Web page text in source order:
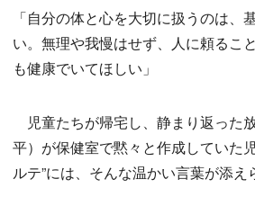
「自分の体と心を大切に扱うのは、
い。無理や我慢はせず、人に頼るこ
も健康でいてほしい」
児童たちが帰宅し、静まり返った
平）が保健室で黙々と作成していた
ルテ”には、そんな温かい言葉が添え